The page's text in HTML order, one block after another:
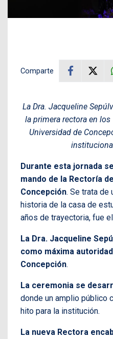
Comparte
La Dra. Jacqueline
la primera rectora en
Universidad de
Durante esta jornada
mando de la Rectoría
Concepción. Se trata de
historia de la casa de
años de trayectoria, fue
La Dra. Jacqueline
como máxima
Concepción.
La ceremonia se
donde un amplio público
hito para la institución.
La nueva Rectora